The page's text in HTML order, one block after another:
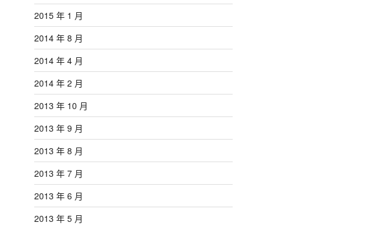
2015 年 1 月
2014 年 8 月
2014 年 4 月
2014 年 2 月
2013 年 10 月
2013 年 9 月
2013 年 8 月
2013 年 7 月
2013 年 6 月
2013 年 5 月